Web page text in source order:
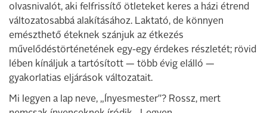
olvasnivalót, aki felfrissítő ötleteket keres a házi étrend
változatosabbá alakításához. Laktató, de könnyen
emészthető éteknek szánjuk az étkezés
művelődéstörténetének egy-egy érdekes részletét; rövid
lében kínáljuk a tartósított — több évig elálló —
gyakorlatias eljárások változatait.
Mi legyen a lap neve, „Ínyesmester"? Rossz, mert